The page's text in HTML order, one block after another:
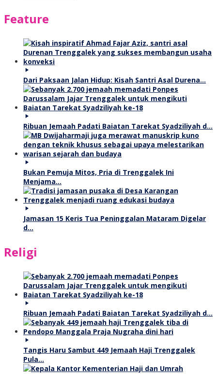
Feature
Dari Paksaan Jalan Hidup: Kisah Santri Asal Durena…
Ribuan Jemaah Padati Baiatan Tarekat Syadziliyah d…
Bukan Pemuja Mitos, Pria di Trenggalek Ini
Menjama…
Jamasan 15 Keris Tua Peninggalan Mataram Digelar
d…
Religi
Ribuan Jemaah Padati Baiatan Tarekat Syadziliyah d…
Tangis Haru Sambut 449 Jemaah Haji Trenggalek
Pula…